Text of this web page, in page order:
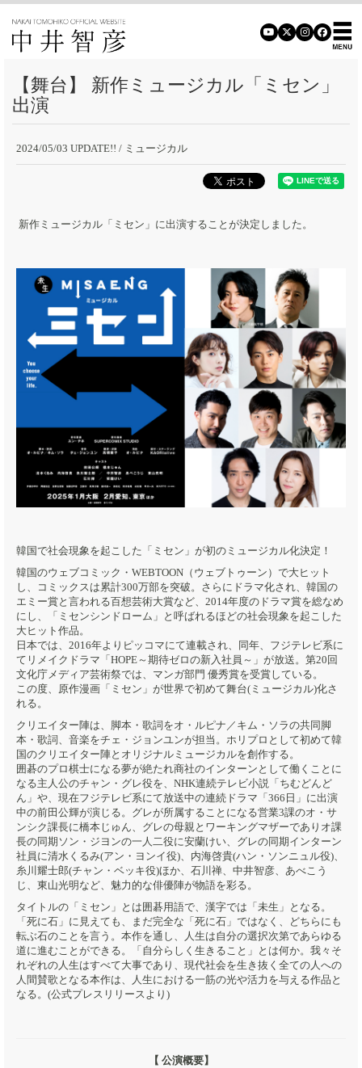
【舞台】 新作ミュージカル「ミセン」
出演
2024/05/03 UPDATE!! / ミュージカル
新作ミュージカル「ミセン」に出演することが決定しました。
韓国で社会現象を起こした「ミセン」が初のミュージカル化決定！
韓国のウェブコミック・WEBTOON（ウェブトゥーン）で大ヒット
し、コミックスは累計300万部を突破。さらにドラマ化され、韓国の
エミー賞と言われる百想芸術大賞など、2014年度のドラマ賞を総なめ
にし、「ミセンシンドローム」と呼ばれるほどの社会現象を起こした
大ヒット作品。
日本では、2016年よりピッコマにて連載され、同年、フジテレビ系に
てリメイクドラマ「HOPE～期待ゼロの新入社員～」が放送。第20回
文化庁メディア芸術祭では、マンガ部門 優秀賞を受賞している。
この度、原作漫画「ミセン」が世界で初めて舞台(ミュージカル)化さ
れる。
クリエイター陣は、脚本・歌詞をオ・ルピナ／キム・ソラの共同脚
本・歌詞、音楽をチェ・ジョンユンが担当。ホリプロとして初めて韓
国のクリエイター陣とオリジナルミュージカルを創作する。
囲碁のプロ棋士になる夢が絶たれ商社のインターンとして働くことに
なる主人公のチャン・グレ役を、NHK連続テレビ小説「ちむどんど
ん」や、現在フジテレビ系にて放送中の連続ドラマ「366日」に出演
中の前田公輝が演じる。グレが所属することになる営業3課のオ・サ
ンシク課長に橋本じゅん、グレの母親とワーキングマザーでありオ課
長の同期ソン・ジヨンの一人二役に安蘭けい、グレの同期インターン
社員に清水くるみ(アン・ヨンイ役)、内海啓貴(ハン・ソンニュル役)、
糸川耀士郎(チャン・ベッキ役)ほか、石川禅、中井智彦、あべこう
じ、東山光明など、魅力的な俳優陣が物語を彩る。
タイトルの「ミセン」とは囲碁用語で、漢字では「未生」となる。
「死に石」に見えても、まだ完全な「死に石」ではなく、どちらにも
転ぶ石のことを言う。本作を通し、人生は自分の選択次第であらゆる
道に進むことができる。「自分らしく生きること」とは何か。我々そ
れぞれの人生はすべて大事であり、現代社会を生き抜く全ての人への
人間賛歌となる本作は、人生における一筋の光や活力を与える作品と
なる。(公式プレスリリースより)
【 公演概要】